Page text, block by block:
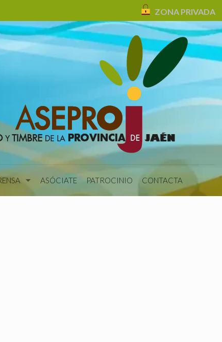
ZONA PRIVADA
ASÓCIATE PATROCINIO CONTACTA